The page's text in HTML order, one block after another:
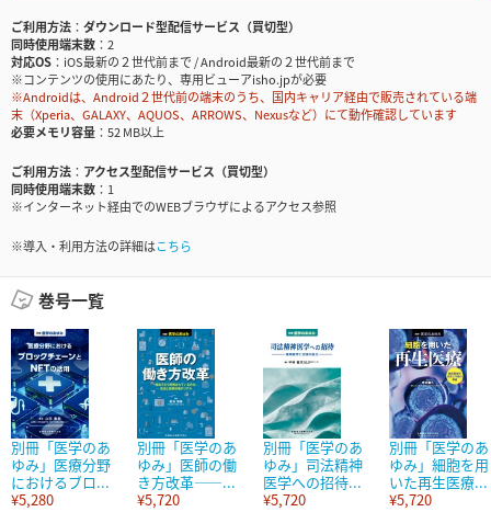
ご利用方法
ダウンロード型配信サービス（買切型）
同時使用端末数
2
対応OS
iOS最新の２世代前まで / Android最新の２世代前まで
※コンテンツの使用にあたり、専用ビューアisho.jpが必要
※Androidは、Android２世代前の端末のうち、国内キャリア経由で販売されている端
末（Xperia、GALAXY、AQUOS、ARROWS、Nexusなど）にて動作確認しています
必要メモリ容量
52 MB以上
ご利用方法
アクセス型配信サービス（買切型）
同時使用端末数
1
※インターネット経由でのWEBブラウザによるアクセス参照
※導入・利用方法の詳細はこちら
巻号一覧
別冊「医学のあ
ゆみ」医療分野
におけるブロ...
¥5,280
別冊「医学のあ
ゆみ」医師の働
き方改革――...
¥5,720
別冊「医学のあ
ゆみ」司法精神
医学への招待...
¥5,720
別冊「医学のあ
ゆみ」細胞を用
いた再生医療...
¥5,720